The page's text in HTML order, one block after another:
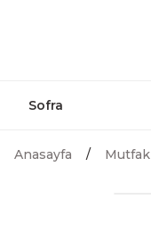
Sofra
Anasayfa Mutfak